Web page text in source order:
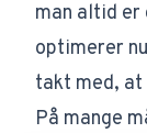
man altid er
optimerer
takt med,
På mange